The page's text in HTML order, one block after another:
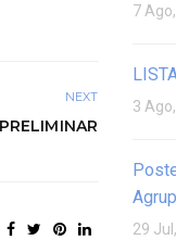
NEXT
7
3
29